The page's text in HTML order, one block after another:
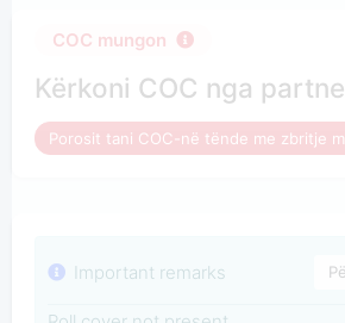
COC mungon
Kërkoni COC nga
Porosit tani COC-në tënde me zbritje
Important remarks